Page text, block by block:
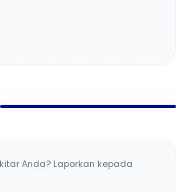
Anda? Laporkan kepada